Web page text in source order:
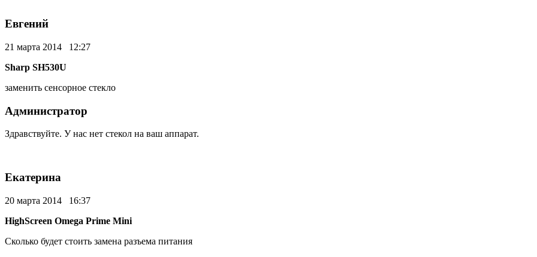
Евгений
21 марта 2014 12:27
Sharp SH530U
заменить сенсорное стекло
Администратор
Здравствуйте. У нас нет стекол на ваш аппарат.
Екатерина
20 марта 2014 16:37
HighScreen Omega Prime Mini
Сколько будет стоить замена разъема питания